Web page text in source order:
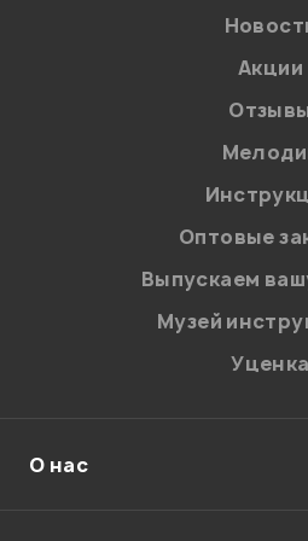
Акции
Оптовые
Выпускаем
Музей
Уценка
О нас